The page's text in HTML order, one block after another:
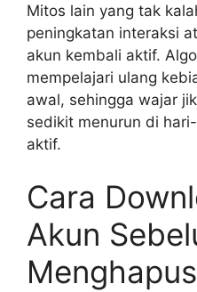
Mitos lain yang tak
peningkatan interaksi
akun kembali aktif.
mempelajari ulang
awal, sehingga wajar
sedikit menurun di
aktif.
Cara
Akun